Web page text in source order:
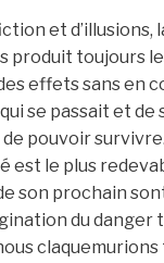
et
produit toujours
effets sans en
se passait et
pouvoir
est le plus
son prochain
du danger